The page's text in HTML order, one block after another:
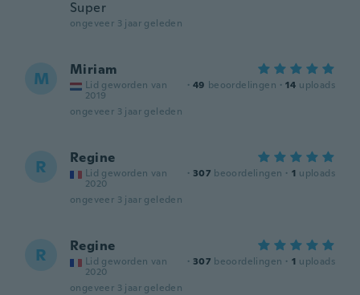
Super
ongeveer 3 jaar geleden
M Miriam
Lid geworden van
2019
· 49 beoordelingen · 14 uploads
ongeveer 3 jaar geleden
R Regine
Lid geworden van
2020
· 307 beoordelingen · 1 uploads
ongeveer 3 jaar geleden
R Regine
Lid geworden van
2020
· 307 beoordelingen · 1 uploads
ongeveer 3 jaar geleden